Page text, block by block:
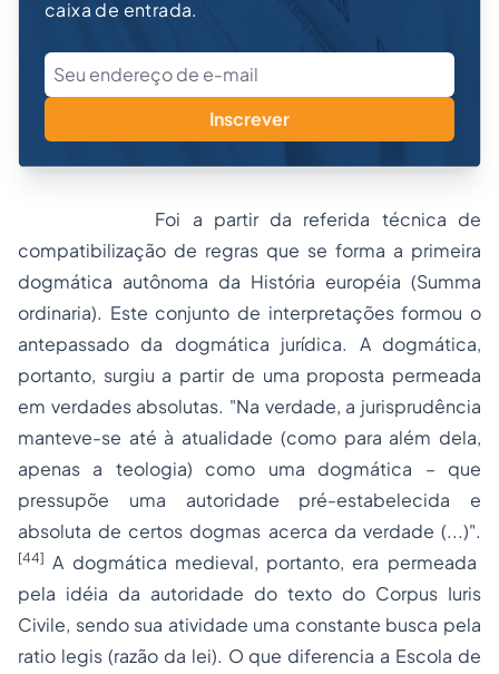
caixa de entrada.
Inscrever
Foi a partir da referida técnica de
compatibilização de regras que se forma a primeira
dogmática autônoma da História européia (Summa
ordinaria). Este conjunto de interpretações formou o
antepassado da dogmática jurídica. A dogmática,
portanto, surgiu a partir de uma proposta permeada
em verdades absolutas. "Na verdade, a jurisprudência
manteve-se até à atualidade (como para além dela,
apenas a teologia) como uma dogmática – que
pressupõe uma autoridade pré-estabelecida e
absoluta de certos dogmas acerca da verdade (...)".
[44] A dogmática medieval, portanto, era permeada
pela idéia da autoridade do texto do Corpus Iuris
Civile, sendo sua atividade uma constante busca pela
ratio legis(razão da lei). O que diferencia a Escola de